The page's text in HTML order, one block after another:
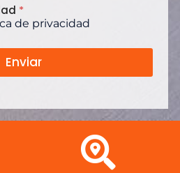
*
de privacidad
Enviar